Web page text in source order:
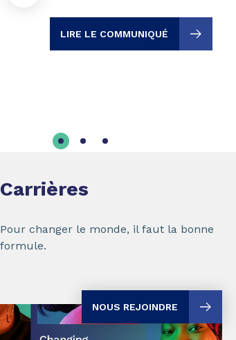
LIRE LE COMMUNIQUÉ
Carrières
Pour changer le monde, il faut la bonne
formule.
NOUS REJOINDRE